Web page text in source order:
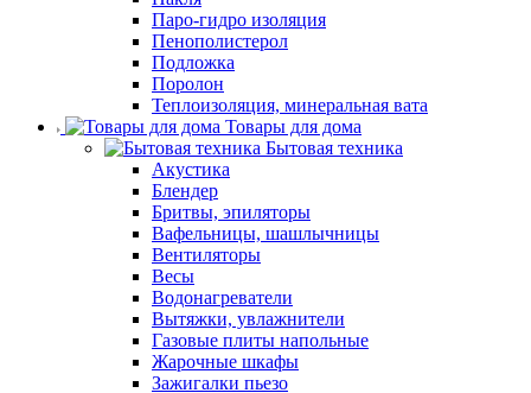
Паро-гидро изоляция
Пенополистерол
Подложка
Поролон
Теплоизоляция, минеральная вата
Товары для дома
Бытовая техника
Акустика
Блендер
Бритвы, эпиляторы
Вафельницы, шашлычницы
Вентиляторы
Весы
Водонагреватели
Вытяжки, увлажнители
Газовые плиты напольные
Жарочные шкафы
Зажигалки пьезо